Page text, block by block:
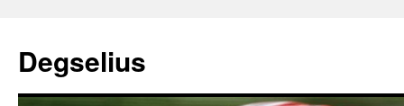
Degselius